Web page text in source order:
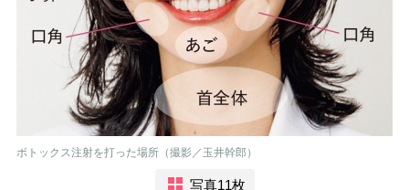
ボトックス注射を打った場所（撮影／玉井幹郎）
写真11枚